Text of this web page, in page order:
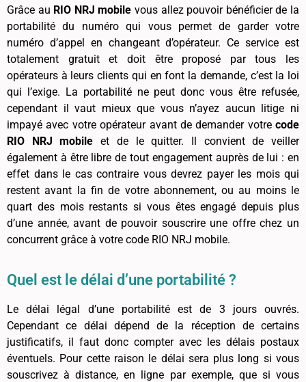
Grâce au RIO NRJ mobile vous allez pouvoir bénéficier de la
portabilité du numéro qui vous permet de garder votre
numéro d’appel en changeant d’opérateur. Ce service est
totalement gratuit et doit être proposé par tous les
opérateurs à leurs clients qui en font la demande, c’est la loi
qui l’exige. La portabilité ne peut donc vous être refusée,
cependant il vaut mieux que vous n’ayez aucun litige ni
impayé avec votre opérateur avant de demander votrecode
RIO NRJ mobile et de le quitter. Il convient de veiller
également à être libre de tout engagement auprès de lui : en
effet dans le cas contraire vous devrez payer les mois qui
restent avant la fin de votre abonnement, ou au moins le
quart des mois restants si vous êtes engagé depuis plus
d’une année, avant de pouvoir souscrire une offre chez un
concurrent grâce à votre code RIO NRJ mobile.
Quel est le délai d’une portabilité ?
Le délai légal d’une portabilité est de 3 jours ouvrés.
Cependant ce délai dépend de la réception de certains
justificatifs, il faut donc compter avec les délais postaux
éventuels. Pour cette raison le délai sera plus long si vous
souscrivez à distance, en ligne par exemple, que si vous